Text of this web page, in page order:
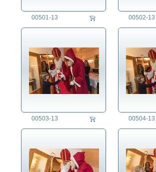
00501-13 00502-13
00503-13 00504-13